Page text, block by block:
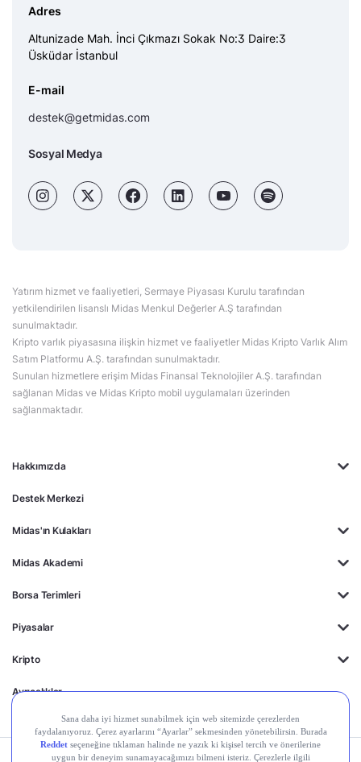
Hakkımızda
Destek Merkezi
Midas'ın Kulakları
Midas Akademi
Borsa Terimleri
Piyasalar
Kripto
Ayrıcalıklar
Adres
Altunizade Mah. İnci Çıkmazı Sokak No:3 Daire:3
Üsküdar İstanbul
E-mail
destek@getmidas.com
Sosyal Medya
Yatırım hizmet ve faaliyetleri, Sermaye Piyasası Kurulu tarafından
yetkilendirilen lisanslı Midas Menkul Değerler A.Ş tarafından
sunulmaktadır.
Kripto varlık piyasasına ilişkin hizmet ve faaliyetler Midas Kripto Varlık Alım
Satım Platformu A.Ş. tarafından sunulmaktadır.
Sunulan hizmetlere erişim Midas Finansal Teknolojiler A.Ş. tarafından
sağlanan Midas ve Midas Kripto mobil uygulamaları üzerinden
sağlanmaktadır.